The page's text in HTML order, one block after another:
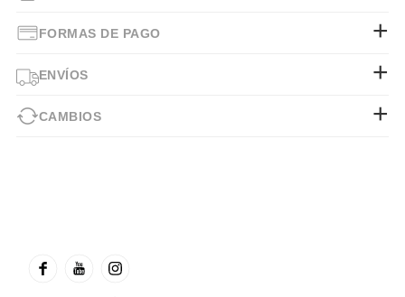
FORMAS DE PAGO
ENVÍOS
CAMBIOS